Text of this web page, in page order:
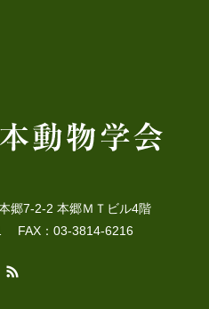
郷7-2-2 本郷ＭＴビル4階
FAX：03-3814-6216